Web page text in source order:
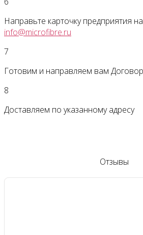
Направьте карточку предприятия
info@microfibre.ru
7
Готовим и направляем вам
8
Доставляем по указанному адресу
Отзывы